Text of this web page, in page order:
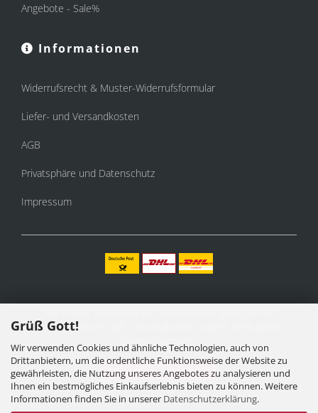
Grüß Gott!
Wir verwenden Cookies und ähnliche Technologien, auch von
Drittanbietern, um die ordentliche Funktionsweise der Website zu
gewährleisten, die Nutzung unseres Angebotes zu analysieren und
Ihnen ein bestmögliches Einkaufserlebnis bieten zu können. Weitere
Informationen finden Sie in unserer Datenschutzerklärung.
Angebote - Sale%
Informationen
Widerrufsrecht & Muster-Widerrufsformular
Liefer- und Versandkosten
AGB
Privatsphäre und Datenschutz
Impressum
Mehrwertsteuer, zzgl.
gekennzeichnet.
Vertrag widerrufen